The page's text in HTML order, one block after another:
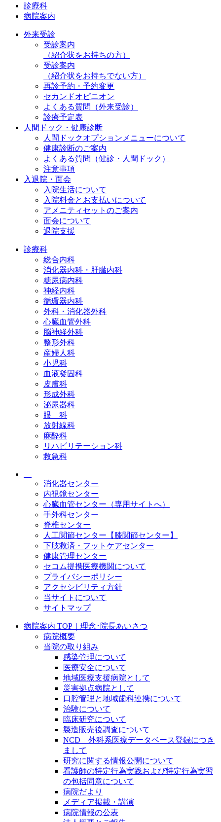
診療科
病院案内
外来受診
受診案内
（紹介状をお持ちの方）
受診案内
（紹介状をお持ちでない方）
再診予約・予約変更
セカンドオピニオン
よくある質問（外来受診）
診療予定表
人間ドック・健康診断
人間ドックオプションメニューについて
健康診断のご案内
よくある質問（健診・人間ドック）
注意事項
入退院・面会
入院生活について
入院料金とお支払いについて
アメニティセットのご案内
面会について
退院支援
診療科
総合内科
消化器内科・肝臓内科
糖尿病内科
神経内科
循環器内科
外科・消化器外科
心臓血管外科
脳神経外科
整形外科
産婦人科
小児科
血液凝固科
皮膚科
形成外科
泌尿器科
眼 科
放射線科
麻酔科
リハビリテーション科
救急科
消化器センター
内視鏡センター
心臓血管センター（専用サイトへ）
手外科センター
脊椎センター
人工関節センター【膝関節センター】
下肢救済・フットケアセンター
健康管理センター
セコム提携医療機関について
プライバシーポリシー
アクセシビリティ方針
当サイトについて
サイトマップ
病院案内 TOP｜理念･院長あいさつ
病院概要
当院の取り組み
感染管理について
医療安全について
地域医療支援病院として
災害拠点病院として
口腔管理と地域歯科連携について
治験について
臨床研究について
製造販売後調査について
NCD 外科系医療データベース登録につき
まして
研究に関する情報公開について
看護師の特定行為実践および特定行為実習
の包括同意について
病院だより
メディア掲載・講演
病院情報の公表